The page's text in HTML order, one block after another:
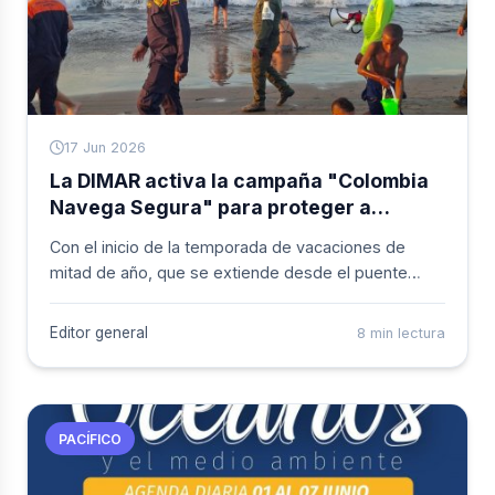
17 Jun 2026
La DIMAR activa la campaña "Colombia
Navega Segura" para proteger a
vacaciones de mitad de año
Con el inicio de la temporada de vacaciones de
mitad de año, que se extiende desde el puente
Dirección General Marítima (DIMAR) activó el
territorio nacional. La medida hace parte de la
campaña "Colombia Navega Segura" y se ejecuta a
través de las 18 capitanías de puerto del país.
Editor general 8 min lectura
PACÍFICO